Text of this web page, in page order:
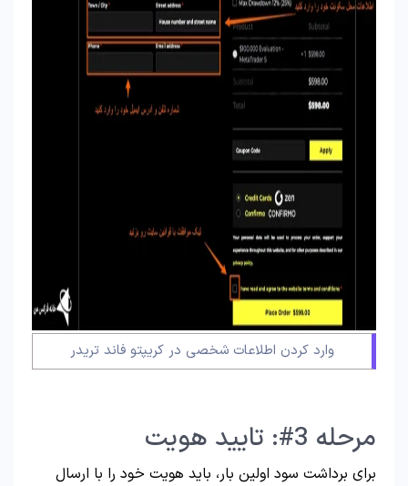
وارد کردن اطلاعات شخصی در کریپتو فاند تریدر
مرحله 3#: تایید هویت
برای برداشت سود اولین بار، باید هویت خود را با ارسال